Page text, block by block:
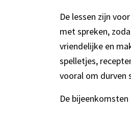
De lessen zijn
met spreken,
vriendelijke en
spelletjes,
vooral om durven
De